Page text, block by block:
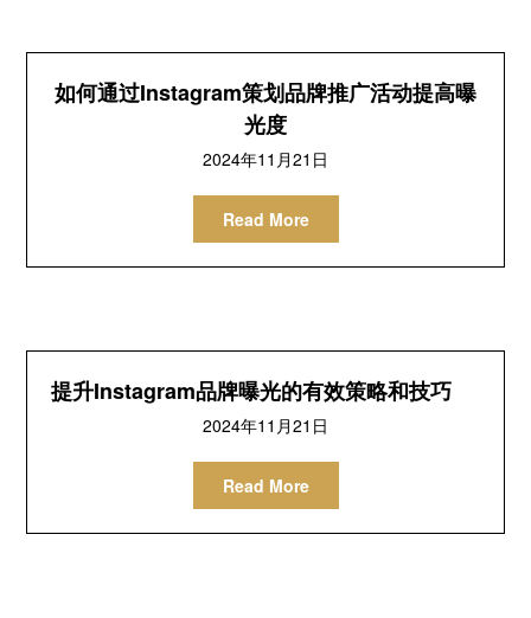
如何通过Instagram策划品牌推广活动提高曝
光度
2024年11月21日
Read More
提升Instagram品牌曝光的有效策略和技巧
2024年11月21日
Read More